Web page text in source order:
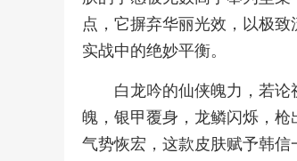
点，它摒弃华丽光效，以极
实战中的绝妙平衡。
白龙吟的仙侠魄力，若
魄，银甲覆身，龙鳞闪烁，枪
气势恢宏，这款皮肤赋予韩